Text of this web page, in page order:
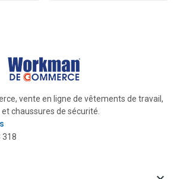
vente en ligne de vêtements de travail,
et chaussures de sécurité.
318